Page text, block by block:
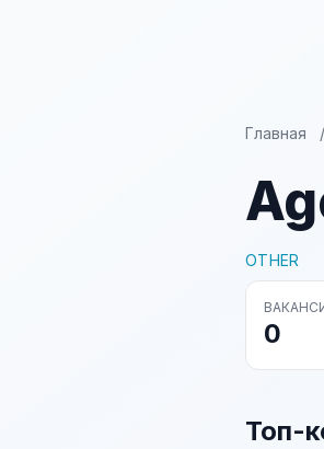
Главная /
OTHER
0
Топ-